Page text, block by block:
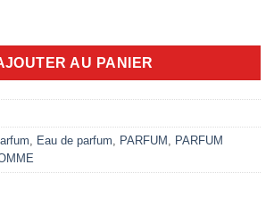
des merveilles 100ml eau de parfum
AU PANIER
, Eau de parfum, PARFUM , PARFUM